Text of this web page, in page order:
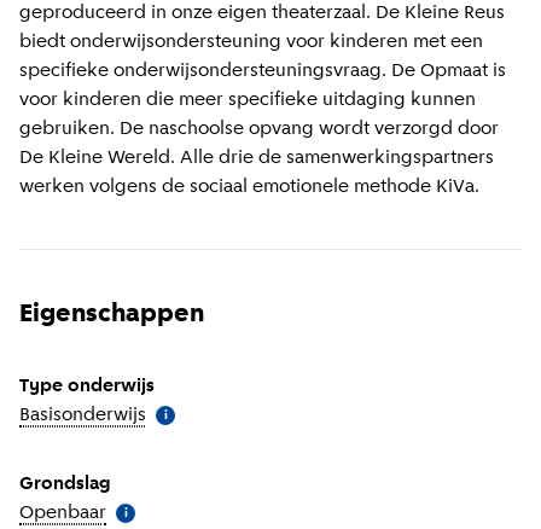
geproduceerd in onze eigen theaterzaal. De Kleine Reus
biedt onderwijsondersteuning voor kinderen met een
specifieke onderwijsondersteuningsvraag. De Opmaat is
voor kinderen die meer specifieke uitdaging kunnen
gebruiken. De naschoolse opvang wordt verzorgd door
De Kleine Wereld. Alle drie de samenwerkingspartners
werken volgens de sociaal emotionele methode KiVa.
Eigenschappen
Type onderwijs
Basisonderwijs Meer informatie
i
Grondslag
Openbaar Meer informatie
i